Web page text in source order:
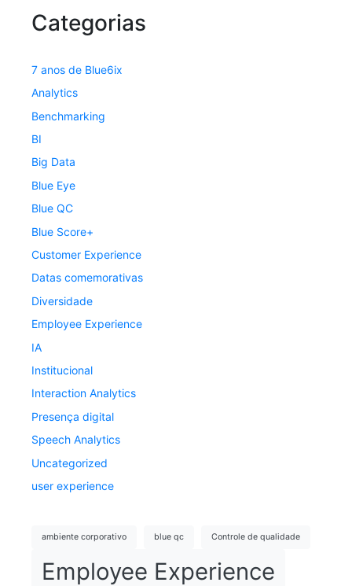
Categorias
7 anos de Blue6ix
Analytics
Benchmarking
BI
Big Data
Blue Eye
Blue QC
Blue Score+
Customer Experience
Datas comemorativas
Diversidade
Employee Experience
IA
Institucional
Interaction Analytics
Presença digital
Speech Analytics
Uncategorized
user experience
ambiente corporativo blue qc Controle de qualidade
Employee Experience